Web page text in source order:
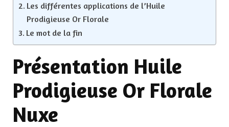
Les différentes applications de l’Huile
Prodigieuse Or Florale
Le mot de la fin
Présentation Huile
Prodigieuse Or Florale
Nuxe